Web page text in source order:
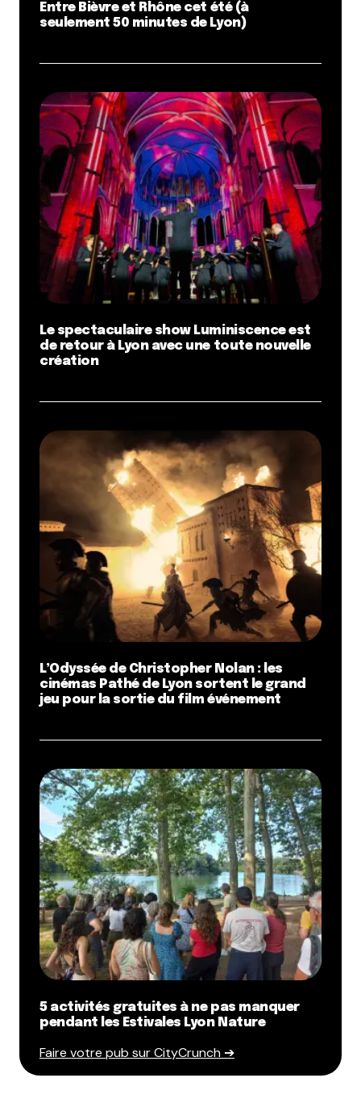
Entre Bièvre et Rhône cet été (à
seulement 50 minutes de Lyon)
Le spectaculaire show Luminiscence est
de retour à Lyon avec une toute nouvelle
création
L’Odyssée de Christopher Nolan : les
cinémas Pathé de Lyon sortent le grand
jeu pour la sortie du film événement
5 activités gratuites à ne pas manquer
pendant les Estivales Lyon Nature
Faire votre pub sur CityCrunch ➔